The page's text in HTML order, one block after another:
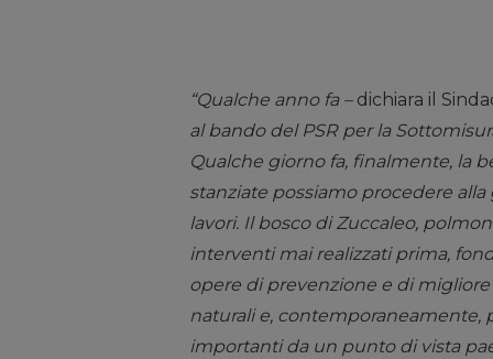
“Qualche anno fa –dichiara il
al bando del PSR per la
Qualche giorno fa, finalmente, la
stanziate possiamo procedere alla
lavori. Il bosco di Zuccaleo,
interventi mai realizzati prima,
opere di prevenzione e di
naturali e, contemporaneamente,
importanti da un punto di vista